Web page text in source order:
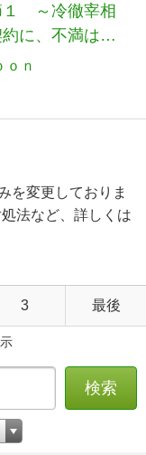
１ ～冷徹宰相
に、不満はご
スター ルナ)
ｏｎ
を変更しておりま
法など、詳しくは
3 最後
検索